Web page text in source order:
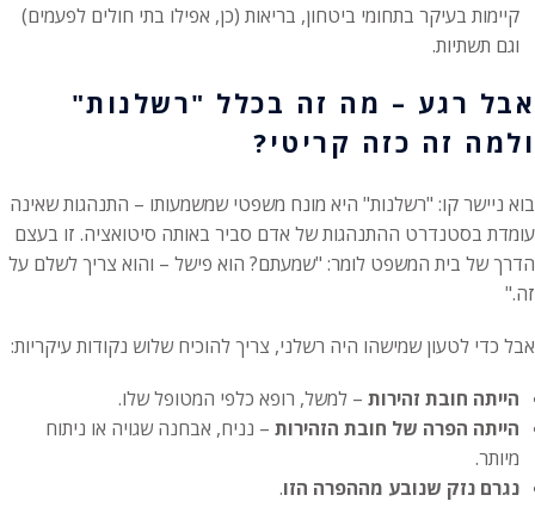
קיימות בעיקר בתחומי ביטחון, בריאות (כן, אפילו בתי חולים לפעמים)
וגם תשתיות.
אבל רגע – מה זה בכלל "רשלנות"
ולמה זה כזה קריטי?
בוא ניישר קו: "רשלנות" היא מונח משפטי שמשמעותו – התנהגות שאינה
עומדת בסטנדרט ההתנהגות של אדם סביר באותה סיטואציה. זו בעצם
הדרך של בית המשפט לומר: "שמעתם? הוא פישל – והוא צריך לשלם על
זה."
אבל כדי לטעון שמישהו היה רשלני, צריך להוכיח שלוש נקודות עיקריות:
הייתה חובת זהירות – למשל, רופא כלפי המטופל שלו.
הייתה הפרה של חובת הזהירות – נניח, אבחנה שגויה או ניתוח
מיותר.
נגרם נזק שנובע מההפרה הזו.